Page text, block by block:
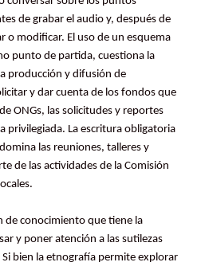
de grabar el audio y, después de
o modificar. El uso de un esquema
punto de partida, cuestiona la
producción y difusión de
y dar cuenta de los fondos que
ONGs, las solicitudes y reportes
privilegiada. La escritura obligatoria
las reuniones, talleres y
de las actividades de la Comisión
de conocimiento que tiene la
y poner atención a las sutilezas
bien la etnografía permite explorar